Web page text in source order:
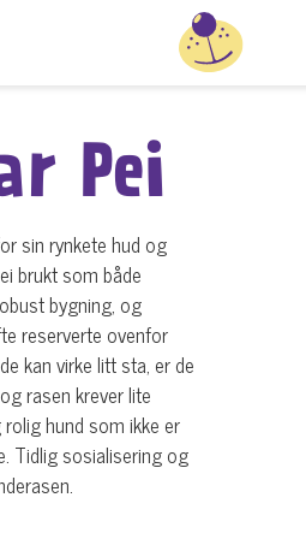
Pei
sin rynkete hud og
brukt som både
bygning, og
reserverte ovenfor
kan virke litt sta, er de
rasen krever lite
hund som ikke er
Tidlig sosialisering og